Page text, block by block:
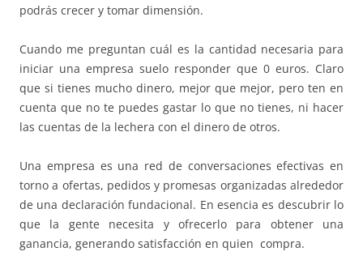
podrás crecer y tomar dimensión.
Cuando me preguntan cuál es la cantidad necesaria para
iniciar una empresa suelo responder que 0 euros. Claro
que si tienes mucho dinero, mejor que mejor, pero ten en
cuenta que no te puedes gastar lo que no tienes, ni hacer
las cuentas de la lechera con el dinero de otros.
Una empresa es una red de conversaciones efectivas en
torno a ofertas, pedidos y promesas organizadas alrededor
de una declaración fundacional. En esencia es descubrir lo
que la gente necesita y ofrecerlo para obtener una
ganancia, generando satisfacción en quien compra.